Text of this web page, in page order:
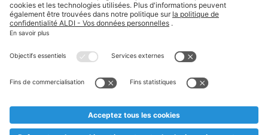
Textes marqués d'un astérisque et mentions légales
* Nous vendons ces articles temporairement et jusqu'à
au cas où, malgré le planning bien étudié, nous serions
prématurément en rupture de stock. Prix Recupel et TVA incl.
** Sur ce site, l’utilisation de la forme masculine a été adoptée